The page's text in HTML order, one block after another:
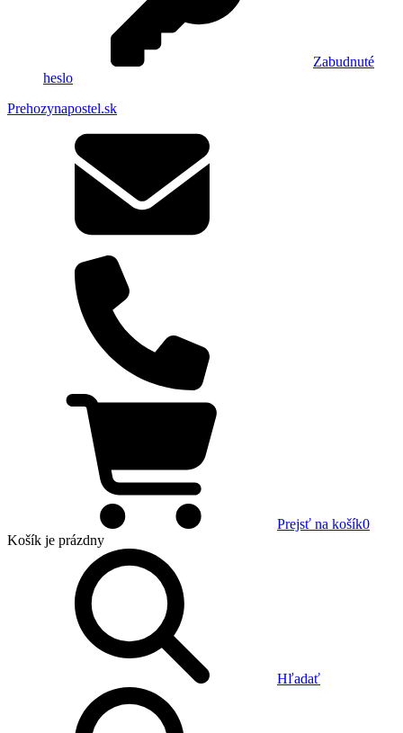
Zabudnuté
heslo
Prehozynapostel.sk
Prejsť na košík0
Košík je prázdny
Hľadať